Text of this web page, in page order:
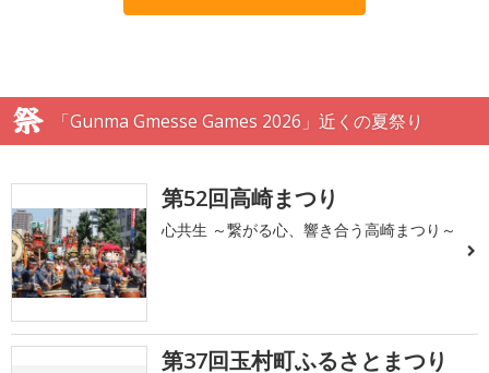
「Gunma Gmesse Games 2026」近くの夏祭り
第52回高崎まつり
心共生 ～繋がる心、響き合う高崎まつり～
第37回玉村町ふるさとまつり